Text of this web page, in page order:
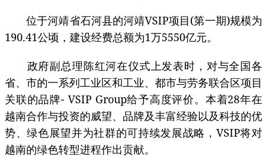
位于河靖省石河县的河靖VSIP项目(第一期)规模为
190.41公顷，建设经费总额为1万5550亿元。
政府副总理陈红河在仪式上发表时，对与全国各
省、市的一系列工业区和工业、都市与劳务联合区项目
关联的品牌- VSIP Group给予高度评价。本着28年在
越南合作与投资的威望、品牌及丰富经验以及科技的优
势、绿色展望并为社群的可持续发展战略，VSIP将对
越南的绿色转型进程作出贡献。